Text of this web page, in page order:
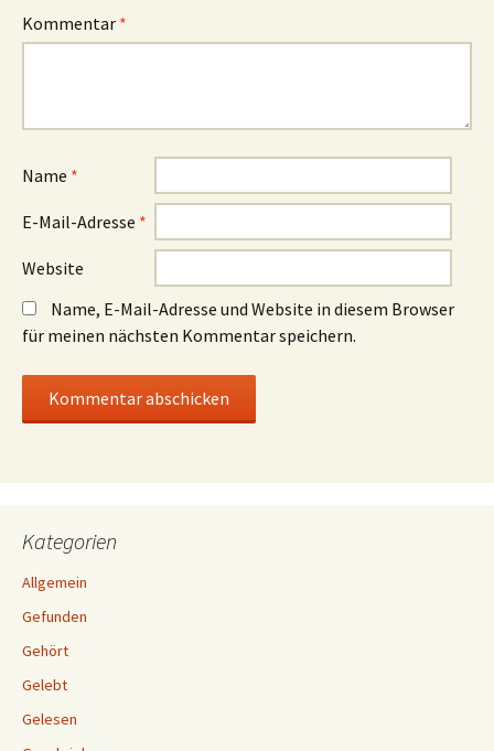
Kommentar *
Name *
E-Mail-Adresse *
Website
Name, E-Mail-Adresse und Website in diesem Browser
für meinen nächsten Kommentar speichern.
Kategorien
Allgemein
Gefunden
Gehört
Gelebt
Gelesen